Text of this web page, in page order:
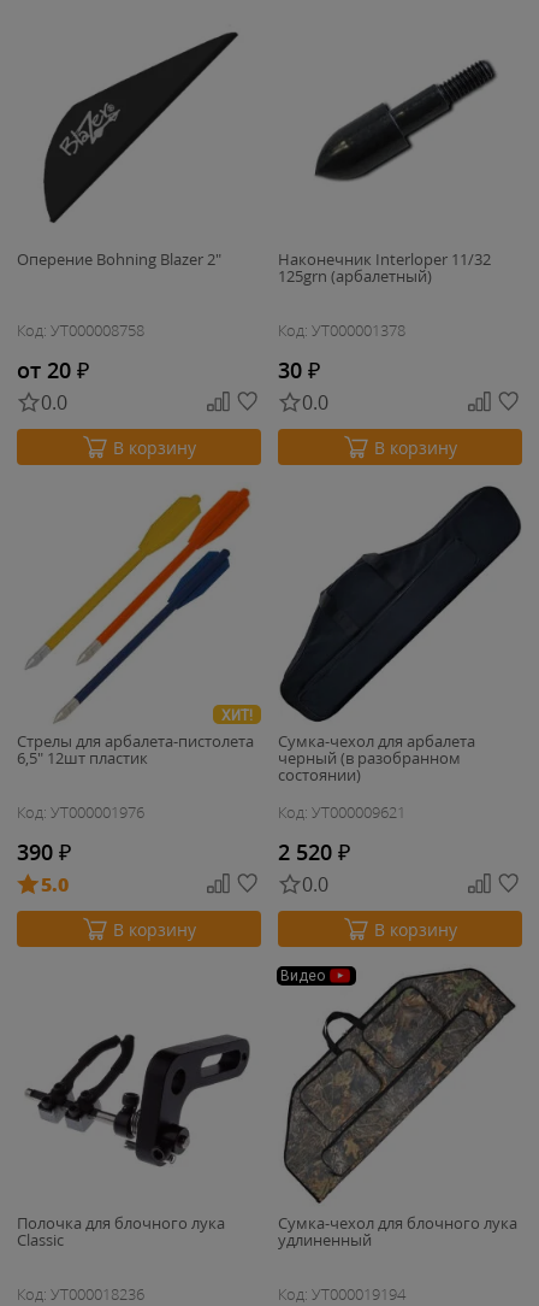
Оперение Bohning Blazer 2"
Код: УТ000008758
от 20 ₽
0.0
В корзину
Наконечник Interloper 11/32
125grn (арбалетный)
Код: УТ000001378
30 ₽
0.0
В корзину
ХИТ!
Стрелы для арбалета-пистолета
6,5" 12шт пластик
Код: УТ000001976
390 ₽
5.0
В корзину
Сумка-чехол для арбалета
черный (в разобранном
состоянии)
Код: УТ000009621
2 520 ₽
0.0
В корзину
Полочка для блочного лука
Classic
Код: УТ000018236
Видео
Сумка-чехол для блочного лука
удлиненный
Код: УТ000019194